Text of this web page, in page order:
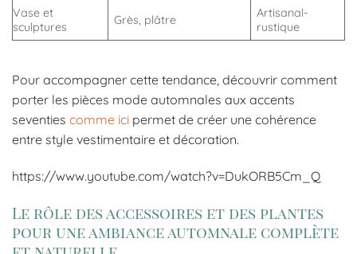
Vase et
sculptures
Grès, plâtre
Artisanal-
rustique
Pour accompagner cette tendance, découvrir comment
porter les pièces mode automnales aux accents
seventies comme ici permet de créer une cohérence
entre style vestimentaire et décoration.
https://www.youtube.com/watch?v=DukORB5Cm_Q
Le rôle des accessoires et des plantes
pour une ambiance automnale complète